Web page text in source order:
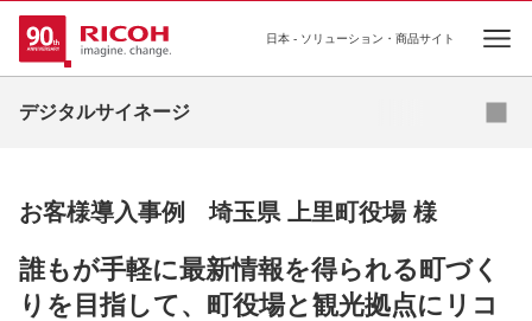
日本 - ソリューション・商品サイト
デジタルサイネージ
お役立ちコラム
業種・業態別ソリューション
お客様導入事例 埼玉県 上里町役場 様
誰もが手軽に最新情報を得られる町づく
りを目指して、町役場と観光拠点にリコ